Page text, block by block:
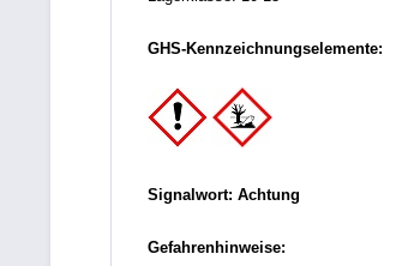
GHS-Kennzeichnungselemente:
Signalwort: Achtung
Gefahrenhinweise: